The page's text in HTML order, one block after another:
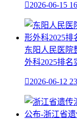
2026-06-15
东阳人民医院
外科2025排名
2026-06-12